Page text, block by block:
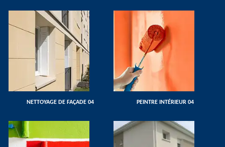
NETTOYAGE DE FAÇADE 04 PEINTRE INTÉRIEUR 04